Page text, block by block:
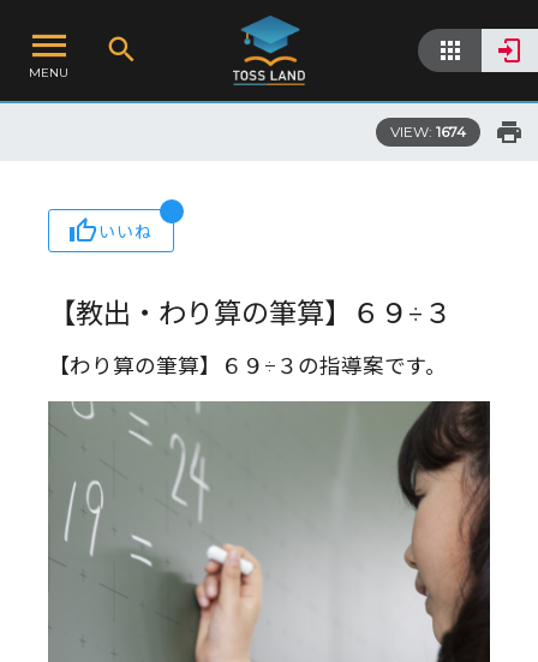
MENU
VIEW: 1674
いいね
【教出・わり算の筆算】６９÷３
【わり算の筆算】６９÷３の指導案です。